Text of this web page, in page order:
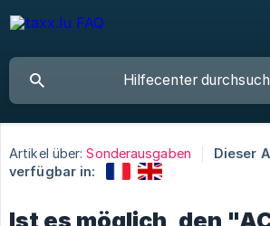
Artikel über: Sonderausgaben
Dieser
verfügbar in:
Ist es möglich, den